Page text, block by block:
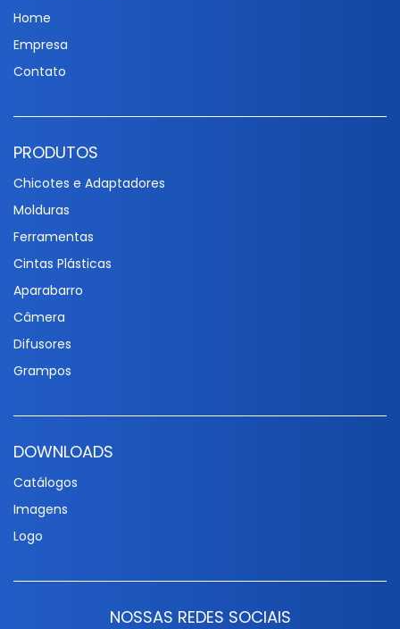
Home
Empresa
Contato
PRODUTOS
Chicotes e Adaptadores
Molduras
Ferramentas
Cintas Plásticas
Aparabarro
Câmera
Difusores
Grampos
DOWNLOADS
Catálogos
Imagens
Logo
NOSSAS REDES SOCIAIS